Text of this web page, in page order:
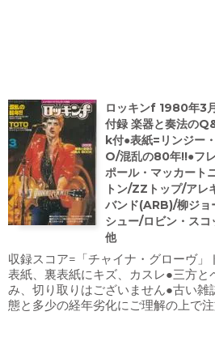
ロッキンf 1980年3
付録 楽器と奏法の
k付●表紙=リンジー
O/混乱の80年!!●フ
ポール・マッカート
トン/ZZトップ/アレ
バンド(ARB)/柳ジョ
シュー/ロビン・ス
他
収録スコア=「チャイナ・グローヴ
表紙、裏表紙にキズ、カスレ●三方と
み、切り取りはございません●古い雑
態と多少の経年劣化にご理解の上で注